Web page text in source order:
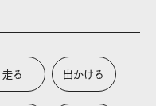
走る 出かける